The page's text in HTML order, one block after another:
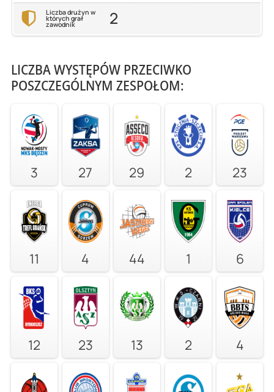
Liczba drużyn w
których grał
zawodnik 2
LICZBA WYSTĘPÓW PRZECIWKO
POSZCZEGÓLNYM ZESPOŁOM:
3 27 29 2 23
11 4 44 1 6
12 23 13 2 4